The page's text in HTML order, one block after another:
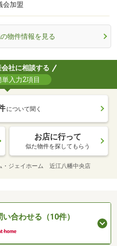
会加盟
物件情報を見る
社に相談する
入力2項目
について聞く
お店に行って
似た物件を探してもらう
・ジェイホーム 近江八幡中央店
合わせる（10件）